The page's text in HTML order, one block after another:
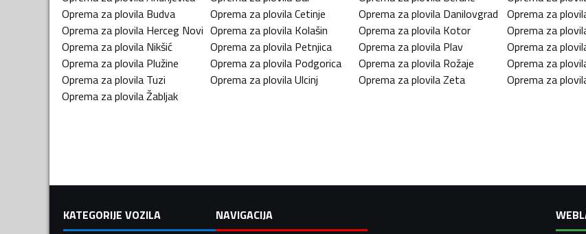
Oprema za plovila Budva Oprema za plovilaCetinje Oprema za plovila Danilovgrad Oprema za
Oprema za plovila Herceg Novi Oprema za plovila Kolašin Oprema za plovila Kotor Oprema za
Oprema za plovila Nikšić Oprema za plovila Petnjica Oprema za plovila Plav Oprema za
Oprema za plovila Plužine Oprema za plovila Podgorica Oprema za plovila Rožaje Oprema za
Oprema za plovila Tuzi Oprema za plovilaUlcinj Oprema za plovilaZeta Oprema za
Oprema za plovilaŽabljak
KATEGORIJE VOZILA
NAVIGACIJA